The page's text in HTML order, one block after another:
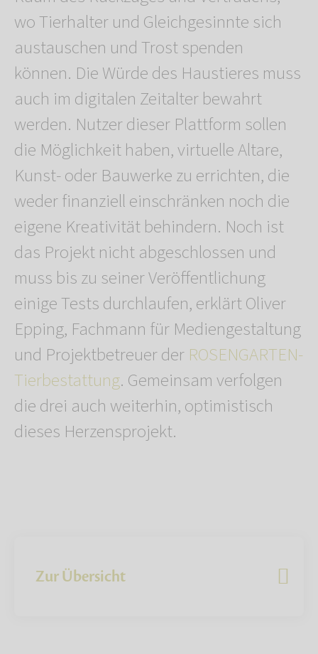
wo Tierhalter und Gleichgesinnte sich
austauschen und Trost spenden
können. Die Würde des Haustieres muss
auch im digitalen Zeitalter bewahrt
werden. Nutzer dieser Plattform sollen
die Möglichkeit haben, virtuelle Altare,
Kunst- oder Bauwerke zu errichten, die
weder finanziell einschränken noch die
eigene Kreativität behindern. Noch ist
das Projekt nicht abgeschlossen und
muss bis zu seiner Veröffentlichung
einige Tests durchlaufen, erklärt Oliver
Epping, Fachmann für Mediengestaltung
und Projektbetreuer der ROSENGARTEN-
Tierbestattung. Gemeinsam verfolgen
die drei auch weiterhin, optimistisch
dieses Herzensprojekt.
Zur Übersicht